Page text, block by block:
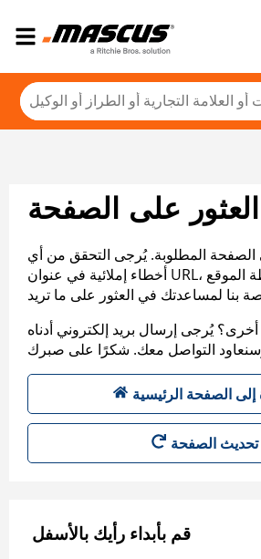
على الصفحة
الصفحة المطلوبة. يُرجى التحقق من أي
أخطاء إملائية في عنوان URL، أو عرض خريطة الموقع
يُرجى إرسال بريد إلكتروني أدناه
إلى الصفحة الرئيسية
تحديث الصفحة
قم بأبداء رأيك بالأسفل